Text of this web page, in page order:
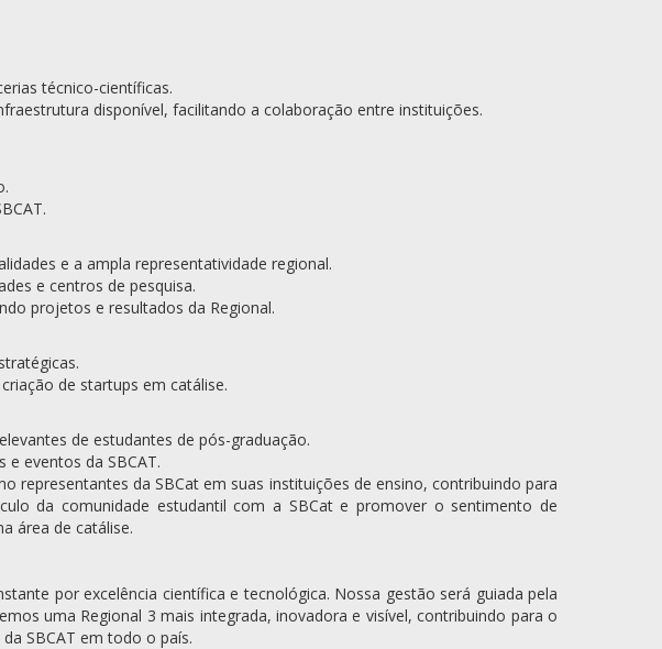
técnico-científicas.
disponível, facilitando a colaboração entre instituições.
e a ampla representatividade regional.
e centros de pesquisa.
projetos e resultados da Regional.
de startups em catálise.
de estudantes de pós-graduação.
eventos da SBCAT.
representantes da SBCat em suas instituições de ensino, contribuindo para
da comunidade estudantil com a SBCat e promover o sentimento de
área de catálise.
por excelência científica e tecnológica. Nossa gestão será guiada pela
uma Regional 3 mais integrada, inovadora e visível, contribuindo para o
SBCAT em todo o país.